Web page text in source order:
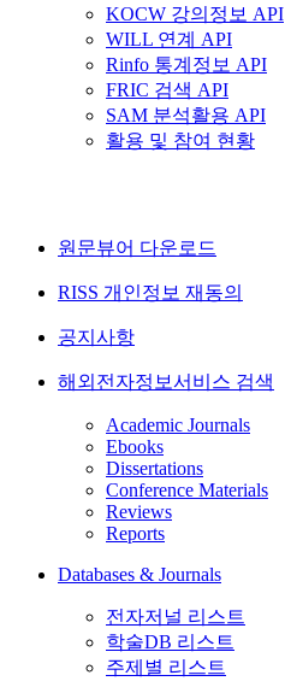
KOCW 강의정보 API
WILL 연계 API
Rinfo 통계정보 API
FRIC 검색 API
SAM 분석활용 API
활용 및 참여 현황
원문뷰어 다운로드
RISS 개인정보 재동의
공지사항
해외전자정보서비스 검색
Academic Journals
Ebooks
Dissertations
Conference Materials
Reviews
Reports
Databases & Journals
전자저널 리스트
학술DB 리스트
주제별 리스트